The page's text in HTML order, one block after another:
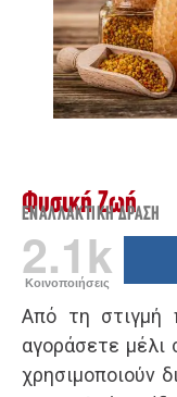
Φυσική Ζωή
ΕΝΑΛΛΑΚΤΙΚΉ ΔΡΆΣΗ
2.1k
Κοινοποιήσεις
Από τη στιγμή
αγοράσετε μέλι
χρησιμοποιούν